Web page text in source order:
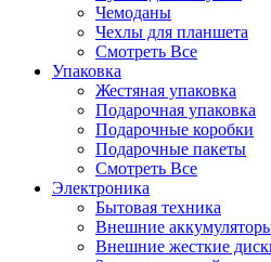
Чемоданы
Чехлы для планшета
Смотреть Все
Упаковка
Жестяная упаковка
Подарочная упаковка
Подарочные коробки
Подарочные пакеты
Смотреть Все
Электроника
Бытовая техника
Внешние
Внешние жесткие